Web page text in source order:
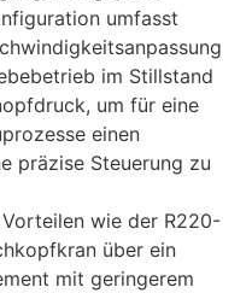
umfasst
im Stillstand
um für eine
einen
präzise Steuerung zu
wie der R220-
über ein
mit geringerem